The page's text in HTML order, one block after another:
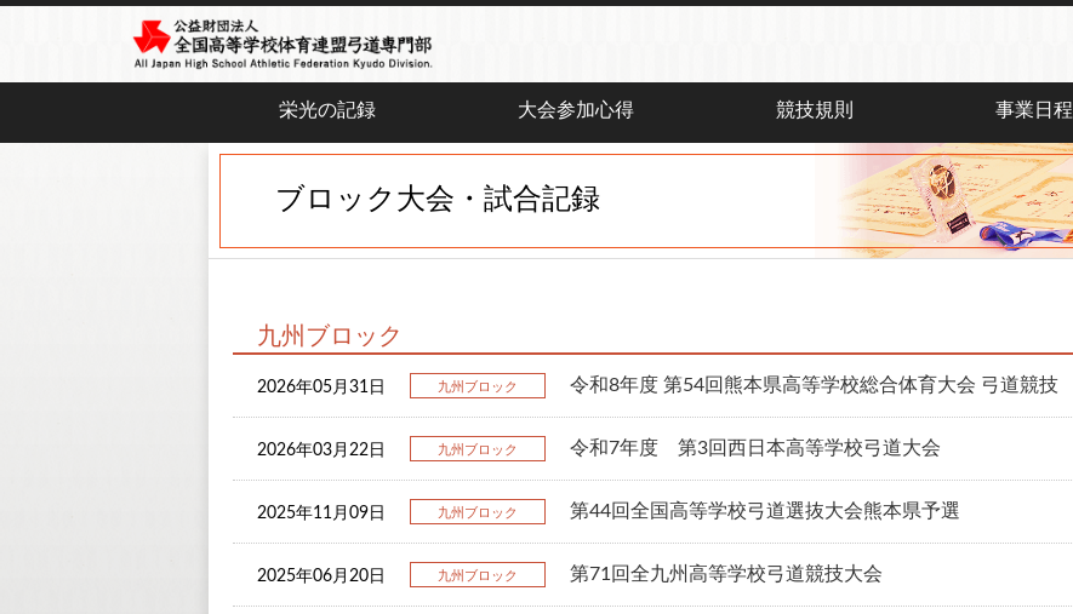
栄光の記録 大会参加心得 競技規則 事業日程
ブロック大会・試合記録
九州ブロック
2026年05月31日 九州ブロック 令和8年度 第54回熊本県高等学校総合体育大会 弓道競技
2026年03月22日 九州ブロック 令和7年度 第3回西日本高等学校弓道大会
2025年11月09日 九州ブロック 第44回全国高等学校弓道選抜大会熊本県予選
2025年06月20日 九州ブロック 第71回全九州高等学校弓道競技大会